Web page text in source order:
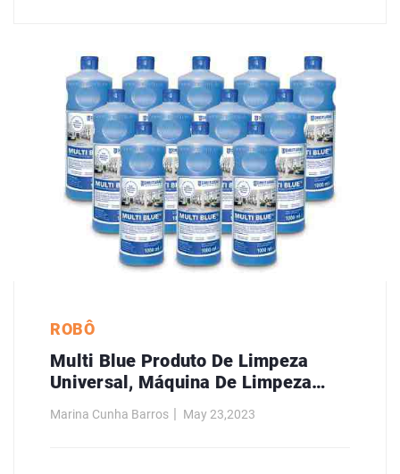
ROBÔ
Multi Blue Produto De Limpeza
Universal, Máquina De Limpeza
Automática, Caixa De Cartão (12 X
1 L Garrafa)
Marina Cunha Barros May 23,2023